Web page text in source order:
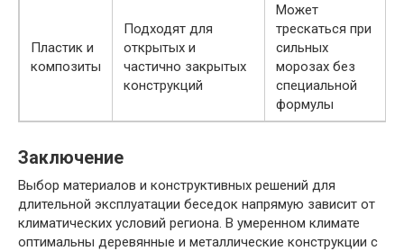
Пластик и
композиты
Подходят для
открытых и
частично закрытых
конструкций
Может
трескаться при
сильных
морозах без
специальной
формулы
Заключение
Выбор материалов и конструктивных решений для
длительной эксплуатации беседок напрямую зависит от
климатических условий региона. В умеренном климате
оптимальны деревянные и металлические конструкции с